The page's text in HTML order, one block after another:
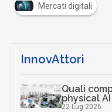
Mercati digitali
InnovAttori
Quali
physical
22 Lug 2026